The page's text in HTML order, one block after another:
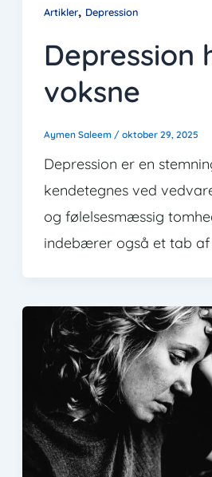
Artikler, Depression
Depression
voksne
Aymen Saleem / oktober 29, 2025
Depression er en
kendetegnes ved
og følelsesmæssig
indebærer også et tab